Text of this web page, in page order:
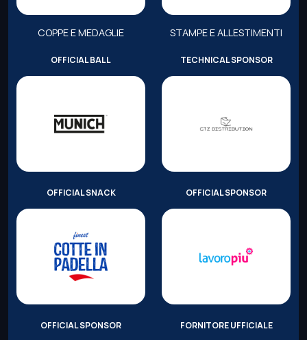
COPPE E MEDAGLIE STAMPE E ALLESTIMENTI
OFFICIAL BALL TECHNICAL SPONSOR
OFFICIAL SNACK OFFICIAL SPONSOR
OFFICIAL SPONSOR FORNITORE UFFICIALE